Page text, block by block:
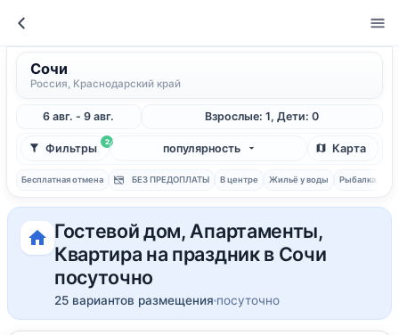
Сочи
Россия, Краснодарский край
6 авг. - 9 авг. Взрослые: 1, Дети: 0
2
Фильтры популярность Карта
Бесплатная отмена БЕЗ ПРЕДОПЛАТЫ В центре Жильё у воды Рыбалка
Гостевой дом, Апартаменты,
Квартира на праздник в Сочи
посуточно
25 вариантов размещения посуточно